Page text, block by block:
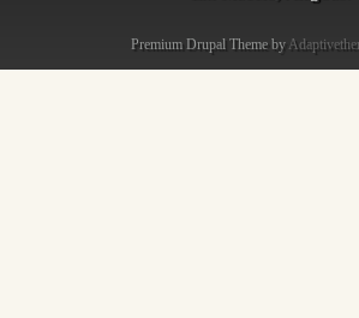
Premium Drupal Theme by